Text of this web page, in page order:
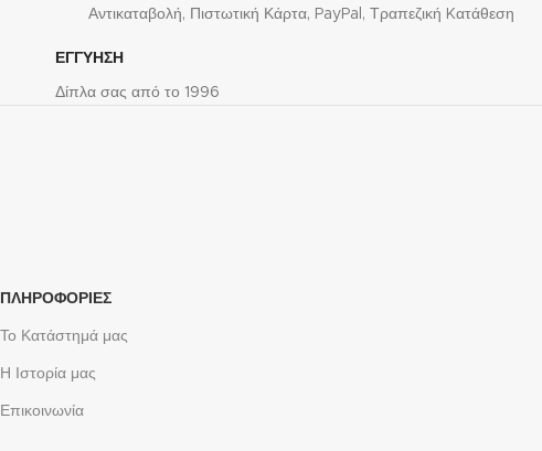
Αντικαταβολή, Πιστωτική Κάρτα, PayPal, Τραπεζική Kατάθεση
ΕΓΓΥΗΣΗ
Δίπλα σας από το 1996
ΠΛΗΡΟΦΟΡΙΕΣ
Το Κατάστημά μας
Η Ιστορία μας
Επικοινωνία